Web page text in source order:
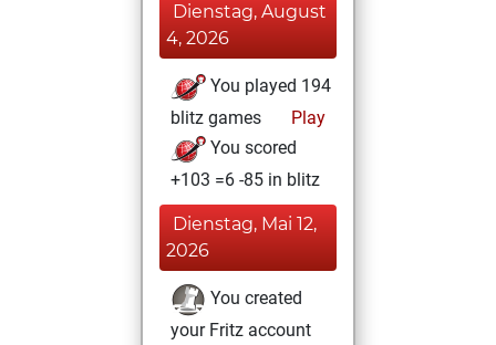
Dienstag, August
4, 2026
You played 194
blitz games
Play
You scored
+103 =6 -85 in blitz
Dienstag, Mai 12,
2026
You created
your Fritz account